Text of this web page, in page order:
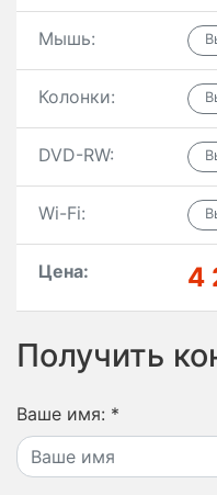
Мышь:
Колонки:
DVD-RW:
Wi-Fi:
Цена: 4
Получить
Ваше имя: *